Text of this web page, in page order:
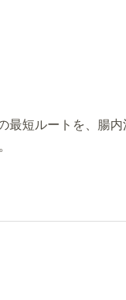
最短ルートを、腸